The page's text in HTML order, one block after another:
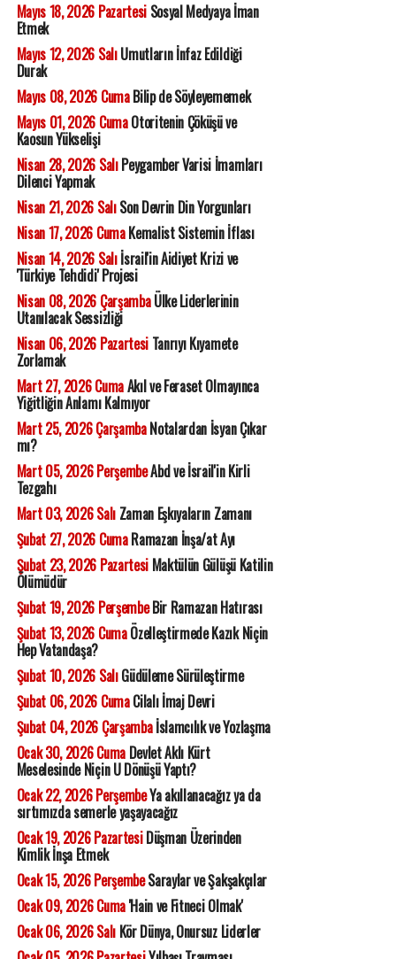
Mayıs 18, 2026 PazartesiSosyal Medyaya İman
Etmek
Mayıs 12, 2026 SalıUmutların İnfaz Edildiği
Durak
Mayıs 08, 2026 CumaBilip de Söyleyememek
Mayıs 01, 2026 CumaOtoritenin Çöküşü ve
Kaosun Yükselişi
Nisan 28, 2026 SalıPeygamber Varisi İmamları
Dilenci Yapmak
Nisan 21, 2026 SalıSon Devrin Din Yorgunları
Nisan 17, 2026 CumaKemalist Sistemin İflası
Nisan 14, 2026 Salıİsrail'in Aidiyet Krizi ve
'Türkiye Tehdidi' Projesi
Nisan 08, 2026 ÇarşambaÜlke Liderlerinin
Utanılacak Sessizliği
Nisan 06, 2026 PazartesiTanrıyı Kıyamete
Zorlamak
Mart 27, 2026 CumaAkıl ve Feraset Olmayınca
Yiğitliğin Anlamı Kalmıyor
Mart 25, 2026 ÇarşambaNotalardan İsyan Çıkar
mı?
Mart 05, 2026 PerşembeAbd ve İsrail'in Kirli
Tezgahı
Mart 03, 2026 SalıZaman Eşkıyaların Zamanı
Şubat 27, 2026 CumaRamazan İnşa/at Ayı
Şubat 23, 2026 PazartesiMaktülün Gülüşü Katilin
Ölümüdür
Şubat 19, 2026 PerşembeBir Ramazan Hatırası
Şubat 13, 2026 CumaÖzelleştirmede Kazık Niçin
Hep Vatandaşa?
Şubat 10, 2026 SalıGüdüleme Sürüleştirme
Şubat 06, 2026 CumaCilalı İmaj Devri
Şubat 04, 2026 Çarşambaİslamcılık ve Yozlaşma
Ocak 30, 2026 CumaDevlet Aklı Kürt
Meselesinde Niçin U Dönüşü Yaptı?
Ocak 22, 2026 PerşembeYa akıllanacağız ya da
sırtımızda semerle yaşayacağız
Ocak 19, 2026 PazartesiDüşman Üzerinden
Kimlik İnşa Etmek
Ocak 15, 2026 PerşembeSaraylar ve Şakşakçılar
Ocak 09, 2026 Cuma'Hain ve Fitneci Olmak'
Ocak 06, 2026 SalıKör Dünya, Onursuz Liderler